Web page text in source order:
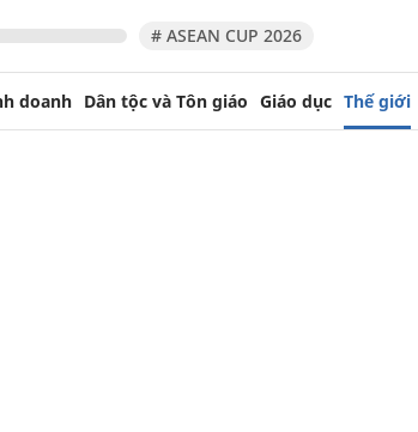
# ASEAN CUP 2026
doanh Dân tộc và Tôn giáo Giáo dục Thế giới